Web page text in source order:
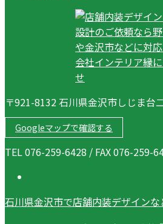
〒921-8132 石川県金沢市しじま台
Googleマップで確認する
TEL 076-259-6428 / FAX 076-259-
石川県金沢市で店舗内装デザイン